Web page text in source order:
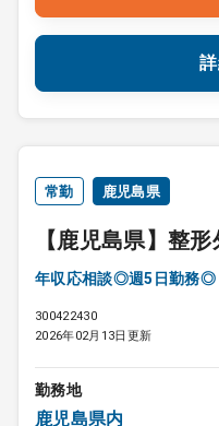
常勤 鹿児島県
【鹿児島県】整
年収応相談◎週5日勤務◎
300422430
2026年02月13日更新
勤務地
鹿児島県内